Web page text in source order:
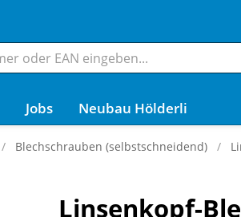
Jobs Neubau Hölderli
Blechschrauben (selbstschneidend)
Linsenkopf-